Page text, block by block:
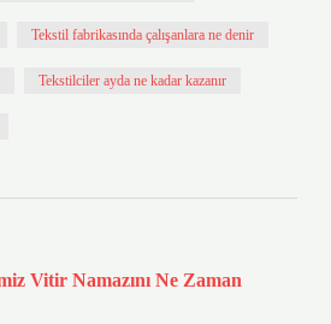
Tekstil fabrikasında çalışanlara ne denir
Tekstilciler ayda ne kadar kazanır
Vitir Namazını Ne Zaman